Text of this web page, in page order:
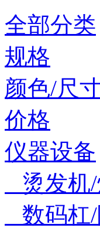
全部分类
规格
颜色/尺
价格
仪器设备
烫发机/
数码杠/